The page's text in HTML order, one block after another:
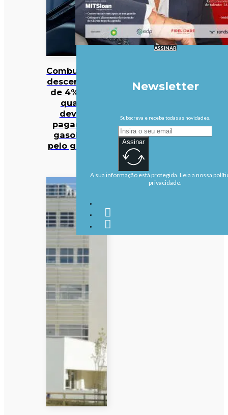
Combustíveis
descem mais
de 4%. Veja
quanto
deveria
pagar pela
gasolina e
pelo gasóleo
ASSINAR
Newsletter
Subscreva e receba todas as novidades.
Assinar
A sua informação está protegida. Leia a nossa
privacidade.